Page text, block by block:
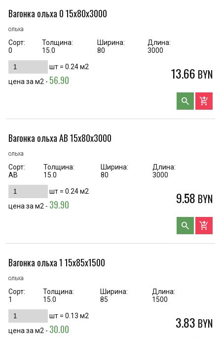
Вагонка ольха 0 15х80х3000
ольха
Сорт:
0
Толщина:
15.0
Ширина:
80
Длина:
3000
шт = 0.24м2
цена за м2 - 56.90 13.66 BYN
search add_shopping_cart
Вагонка ольха AB 15х80х3000
ольха
Сорт:
AB
Толщина:
15.0
Ширина:
80
Длина:
3000
шт = 0.24м2
цена за м2 - 39.90 9.58 BYN
search add_shopping_cart
Вагонка ольха 1 15х85х1500
ольха
Сорт:
1
Толщина:
15.0
Ширина:
85
Длина:
1500
шт = 0.13 м2
цена за м2 - 30.00 3.83 BYN